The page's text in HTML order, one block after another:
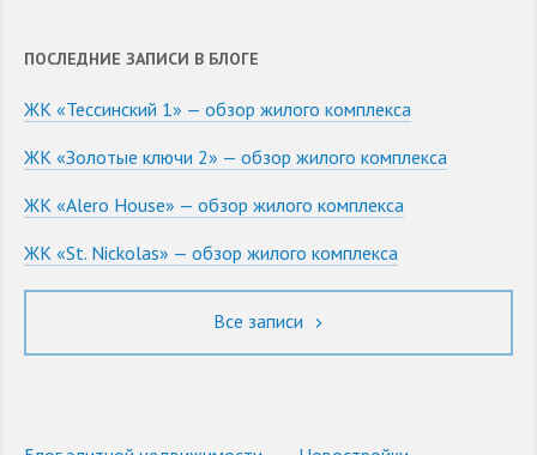
ПОСЛЕДНИЕ ЗАПИСИ В БЛОГЕ
ЖК «Тессинский 1» — обзор жилого комплекса
ЖК «Золотые ключи 2» — обзор жилого комплекса
ЖК «Alero House» — обзор жилого комплекса
ЖК «St. Nickolas» — обзор жилого комплекса
Все записи